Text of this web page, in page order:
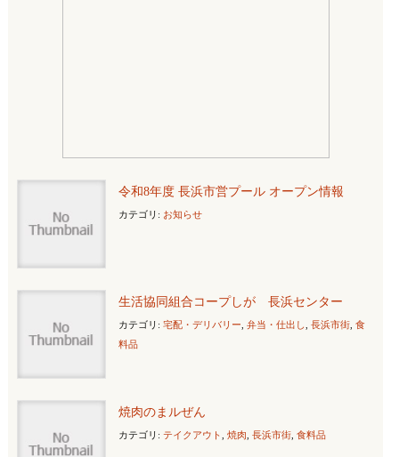
令和8年度 長浜市営プール オープン情報
カテゴリ: お知らせ
生活協同組合コープしが 長浜センター
カテゴリ: 宅配・デリバリー 弁当・仕出し 長浜市街, 食
料品
焼肉のまルぜん
カテゴリ: テイクアウト 焼肉 長浜市街, 食料品